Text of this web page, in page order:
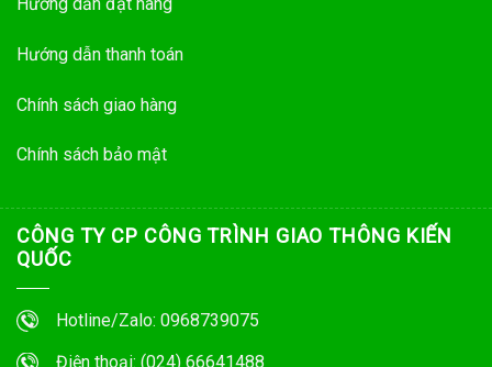
Hướng dẫn thanh toán
Chính sách giao hàng
Chính sách bảo mật
CÔNG TY CP CÔNG TRÌNH GIAO THÔNG KIẾN
QUỐC
Hotline/Zalo: 0968739075
Điện thoại: (024) 66641488